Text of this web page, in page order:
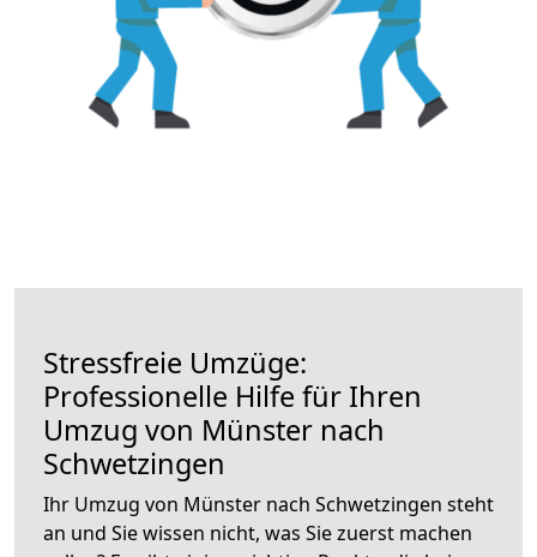
Stressfreie Umzüge:
Professionelle Hilfe für Ihren
Umzug von Münster nach
Schwetzingen
Ihr Umzug von Münster nach Schwetzingen steht
an und Sie wissen nicht, was Sie zuerst machen